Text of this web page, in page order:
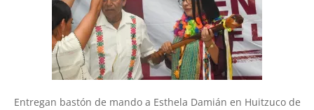
Entregan bastón de mando a Esthela Damián en Huitzuco de